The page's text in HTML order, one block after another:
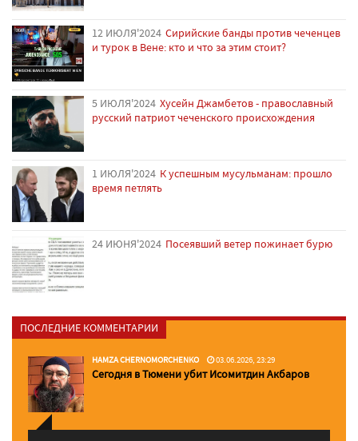
12 ИЮЛЯ'2024 Сирийские банды против чеченцев
и турок в Вене: кто и что за этим стоит?
5 ИЮЛЯ'2024 Хусейн Джамбетов - православный
русский патриот чеченского происхождения
1 ИЮЛЯ'2024 К успешным мусульманам: прошло
время петлять
24 ИЮНЯ'2024 Посеявший ветер пожинает бурю
ПОСЛЕДНИЕ КОММЕНТАРИИ
HAMZA CHERNOMORCHENKO 03.06.2026, 23:29
Сегодня в Тюмени убит Исомитдин Акбаров